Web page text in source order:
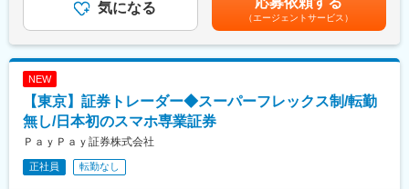
sp/adjuster/img/adjuster.pdf
※投資家への営業活動は、海外不動産部とは別の、営業部門の営業
■組織構成：
当社の不動産ファンド事業は、以下の部署にて構成されておりま
す。
セットマネジメント）
気になる
（エージェントサービス）
NEW
【東京】証券トレーダー◆スーパーフレックス制/転勤
無し/日本初のスマホ専業証券
ＰａｙＰａｙ証券株式会社
正社員 転勤なし